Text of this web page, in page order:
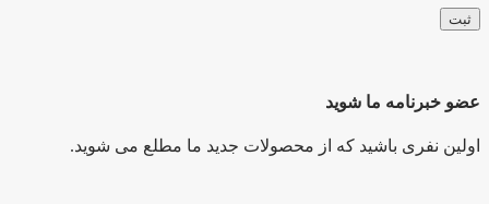
عضو خبرنامه ما شوید
اولین نفری باشید که از محصولات جدید ما مطلع می شوید.